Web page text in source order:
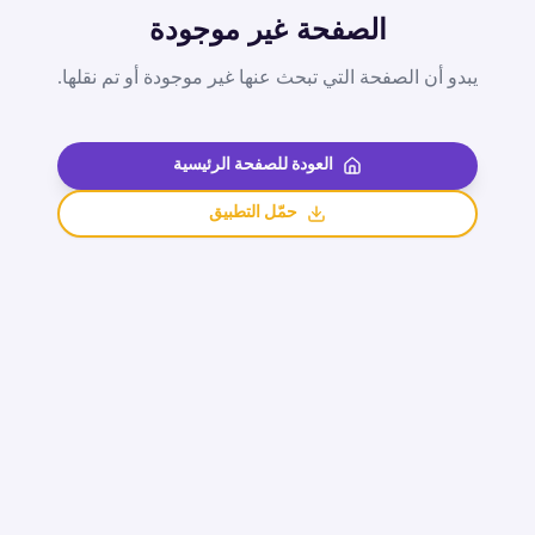
الصفحة غير موجودة
يبدو أن الصفحة التي تبحث عنها غير موجودة أو تم نقلها.
العودة للصفحة الرئيسية
حمّل التطبيق